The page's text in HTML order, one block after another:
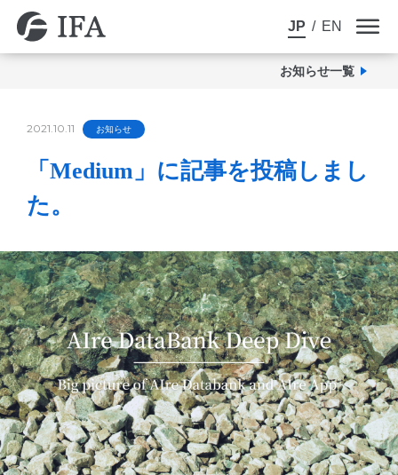
JP / EN
2021.10.11 お知らせ
お知らせ一覧
「Medium」に記事を投稿しまし
た。